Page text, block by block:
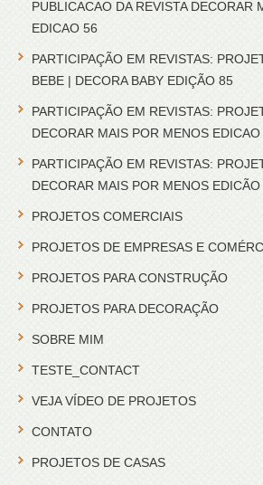
PUBLICACAO DA REVISTA DECORAR
EDICAO 56
PARTICIPAÇÃO EM REVISTAS:
BEBE | DECORA BABY EDIÇÃO 85
PARTICIPAÇÃO EM REVISTAS:
DECORAR MAIS POR MENOS EDICAO
PARTICIPAÇÃO EM REVISTAS:
DECORAR MAIS POR MENOS
PROJETOS COMERCIAIS
PROJETOS DE EMPRESAS E
PROJETOS PARA CONSTRUÇÃO
PROJETOS PARA DECORAÇÃO
SOBRE MIM
TESTE_CONTACT
VEJA VÍDEO DE PROJETOS
CONTATO
PROJETOS DE CASAS